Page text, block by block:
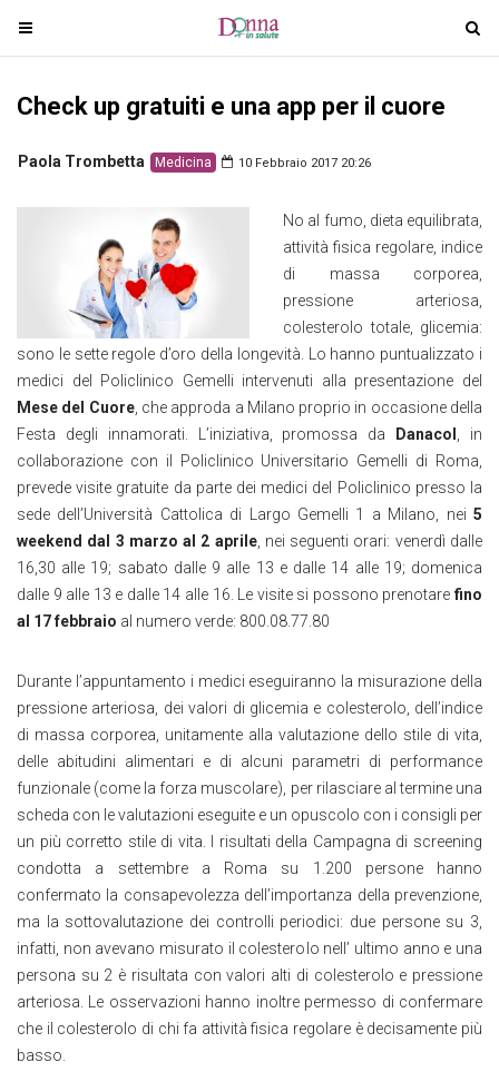
T
o
g
e
t
i
o
n
T
o
a
v
i
g
a
t
i
o
n
Check up gratuiti e una app per il cuore
Paola Trombetta Medicina 10 Febbraio 2017 20:26
No al fumo, dieta equilibrata,
attività fisica regolare, indice
di massa corporea,
pressione arteriosa,
colesterolo totale, glicemia:
sono le sette regole d’oro della longevità. Lo hanno puntualizzato i
medici del Policlinico Gemelli intervenuti alla presentazione del
Mese del Cuore, che approda a Milano proprio in occasione della
Festa degli innamorati. L’iniziativa, promossa da
Danacol
, in
collaborazione con il Policlinico Universitario Gemelli di Roma,
prevede visite gratuite da parte dei medici del Policlinico presso la
sede dell’Università Cattolica di Largo Gemelli 1 a Milano, nei 5
weekend dal 3 marzo al 2 aprile, nei seguenti orari: venerdì dalle
16,30 alle 19; sabato dalle 9 alle 13 e dalle 14 alle 19; domenica
dalle 9 alle 13 e dalle 14 alle 16. Le visite si possono prenotare fino
al 17 febbraio al numero verde: 800.08.77.80
Durante l’appuntamento i medici eseguiranno la misurazione della
pressione arteriosa, dei valori di glicemia e colesterolo, dell’indice
di massa corporea, unitamente alla valutazione dello stile di vita,
delle abitudini alimentari e di alcuni parametri di performance
funzionale (come la forza muscolare), per rilasciare al termine una
scheda con le valutazioni eseguite e un opuscolo con i consigli per
un più corretto stile di vita. I risultati della Campagna di screening
condotta a settembre a Roma su 1.200 persone hanno
confermato la consapevolezza dell’importanza della prevenzione,
ma la sottovalutazione dei controlli periodici: due persone su 3,
infatti, non avevano misurato il colesterolo nell’ ultimo anno e una
persona su 2 è risultata con valori alti di colesterolo e pressione
arteriosa. Le osservazioni hanno inoltre permesso di confermare
che il colesterolo di chi fa attività fisica regolare è decisamente più
basso.